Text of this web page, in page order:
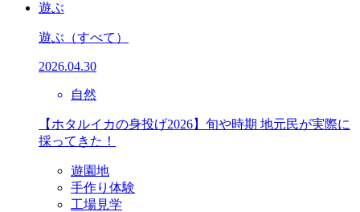
遊ぶ
遊ぶ （すべて）
2026.04.30
自然
【ホタルイカの身投げ2026】旬や時期 地元民が実際に
採ってきた！
遊園地
手作り体験
工場見学